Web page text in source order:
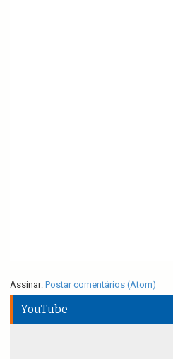
Assinar: Postar comentários (Atom)
YouTube